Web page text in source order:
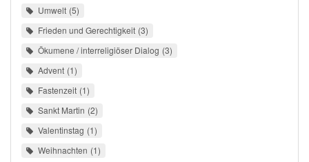
Umwelt 5
Frieden und Gerechtigkeit 3
Ökumene / interreligiöser Dialog 3
Advent 1
Fastenzeit 1
Sankt Martin 2
Valentinstag 1
Weihnachten 1